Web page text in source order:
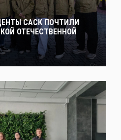
САСК ПОЧТИЛИ
ОТЕЧЕСТВЕННОЙ